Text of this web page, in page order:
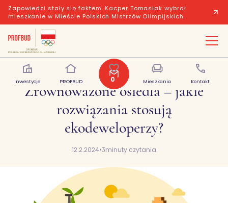
Zapowiedzi stały się faktem. Kacper Tomasiak wybrał
mieszkanie w Mieście Polskich Mistrzów Olimpijskich.
Inwestycje PROFBUD 0
Polubione Mieszkania Kontakt
Zrównoważone osiedla – jakie
rozwiązania stosują
ekodeweloperzy?
12.2.2024•3minuty czytania